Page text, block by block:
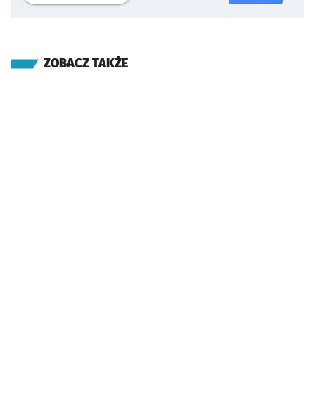
ZOBACZ TAKŻE